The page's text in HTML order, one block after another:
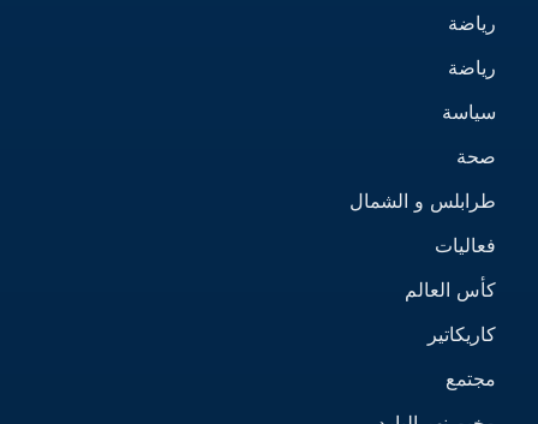
رياضة
رياضة
سياسة
صحة
طرابلس و الشمال
فعاليات
كأس العالم
كاريكاتير
مجتمع